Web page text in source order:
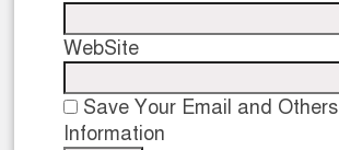
WebSite
Save Your Email and Others
Information